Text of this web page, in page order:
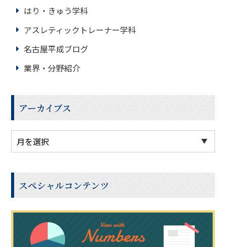
はり・きゅう学科
アスレティックトレーナー学科
名古屋平成ブログ
業界・分野紹介
アーカイブス
スペシャルコンテンツ